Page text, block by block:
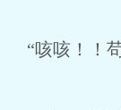
“咳咳！！